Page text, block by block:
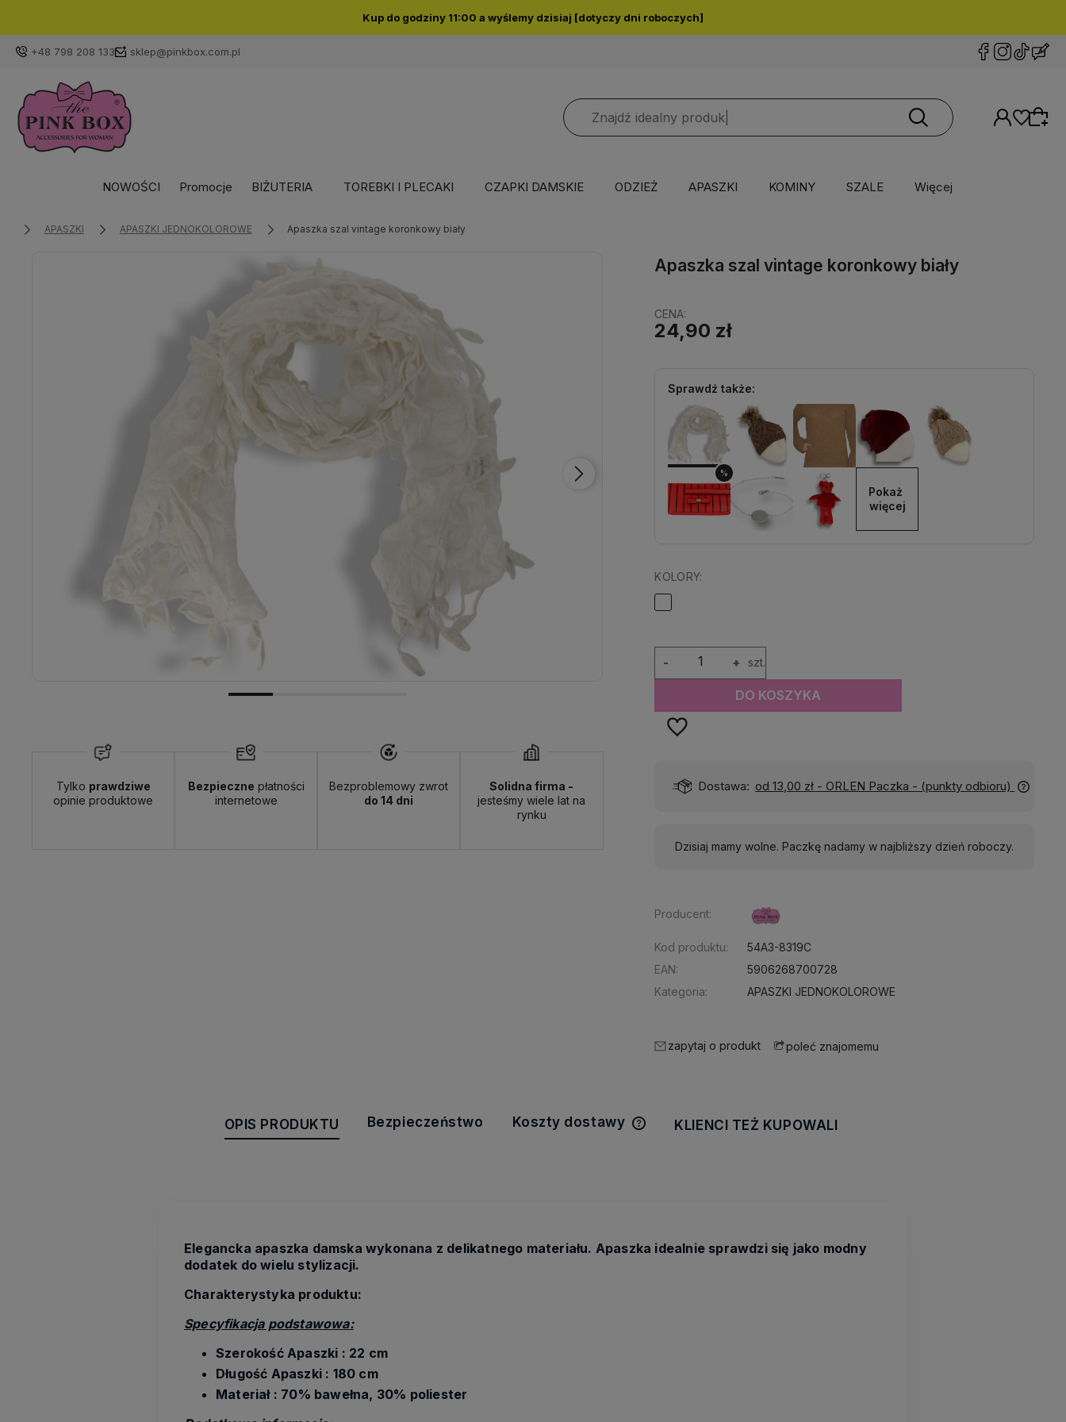
Kup do godziny 11:00 a wyślemy dzisiaj [dotyczy dni roboczych]
+48 798 208 133 sklep@pinkbox.com.pl
NOWOŚCI Promocje BIŻUTERIA TOREBKI I PLECAKI CZAPKI DAMSKIE ODZIEŻ APASZKI KOMINY SZALE Więcej
APASZKI APASZKI JEDNOKOLOROWE Apaszka szal vintage koronkowy biały
Tylko prawdziwe
opinie produktowe
Bezpieczne płatności
internetowe
Bezproblemowy zwrot
do 14 dni
Solidna firma -
jesteśmy wiele lat na
rynku
Apaszka szal vintage koronkowy biały
CENA:
24,90 zł
Sprawdź także:
%
Pokaż
więcej
KOLORY:
+
- szt.
DO KOSZYKA
Wyślemy do Ciebie w: 24 godziny Dostawa: od 13,00 zł - ORLEN Paczka - (punkty odbioru) Wyślemy do Ciebie w: 24 godziny
Dzisiaj mamy wolne. Paczkę nadamy w najbliższy dzień roboczy.
Producent:
Kod produktu:
54A3-8319C
EAN:
5906268700728
Kategoria:
APASZKI JEDNOKOLOROWE
zapytaj o produkt poleć znajomemu
OPIS PRODUKTU Bezpieczeństwo Koszty dostawy KLIENCI TEŻ KUPOWALI
Elegancka apaszka damska wykonana z delikatnego materiału. Apaszka idealnie sprawdzi się jako modny
dodatek do wielu stylizacji.
Charakterystyka produktu:
Specyfikacja podstawowa:
Szerokość Apaszki : 22 cm
Długość Apaszki : 180 cm
Materiał : 70% bawełna, 30% poliester